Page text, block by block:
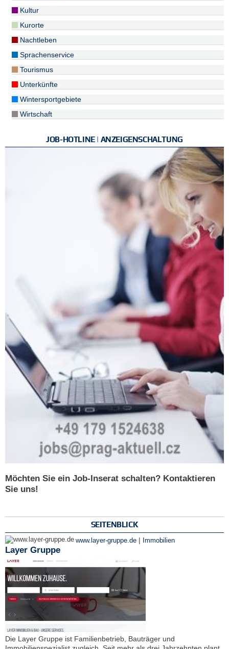
Kultur
Kurorte
Nachtleben
Sprachenservice
Tourismus
Unterkünfte
Wintersportgebiete
Wirtschaft
JOB-HOTLINE | ANZEIGENSCHALTUNG
Möchten Sie ein Job-Inserat schalten? Kontaktieren
Sie uns!
SEITENBLICK
www.layer-gruppe.de | Immobilien
Layer Gruppe
Die Layer Gruppe ist Familienbetrieb, Bauträger und